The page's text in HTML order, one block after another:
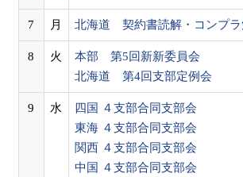
7 月 北海道 契約書読解・コンプラ
8 火
本部 第5回新新委員会
北海道 第4回支部定例会
9 水
四国 ４支部合同支部会
東海 ４支部合同支部会
関西 ４支部合同支部会
中国 ４支部合同支部会